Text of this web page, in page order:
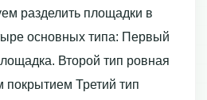
разделить площадки в
основных типа: Первый
Второй тип ровная
Третий тип